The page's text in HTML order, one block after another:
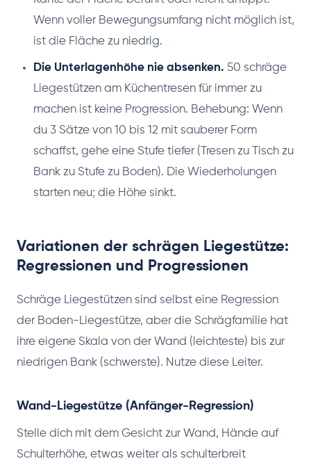
Wenn voller Bewegungsumfang nicht möglich ist,
ist die Fläche zu niedrig.
Die Unterlagenhöhe nie absenken. 50 schräge
Liegestützen am Küchentresen für immer zu
machen ist keine Progression. Behebung: Wenn
du 3 Sätze von 10 bis 12 mit sauberer Form
schaffst, gehe eine Stufe tiefer (Tresen zu Tisch zu
Bank zu Stufe zu Boden). Die Wiederholungen
starten neu; die Höhe sinkt.
Variationen der schrägen Liegestütze:
Regressionen und Progressionen
Schräge Liegestützen sind selbst eine Regression
der Boden-Liegestütze, aber die Schrägfamilie hat
ihre eigene Skala von der Wand (leichteste) bis zur
niedrigen Bank (schwerste). Nutze diese Leiter.
Wand-Liegestütze (Anfänger-Regression)
Stelle dich mit dem Gesicht zur Wand, Hände auf
Schulterhöhe, etwas weiter als schulterbreit